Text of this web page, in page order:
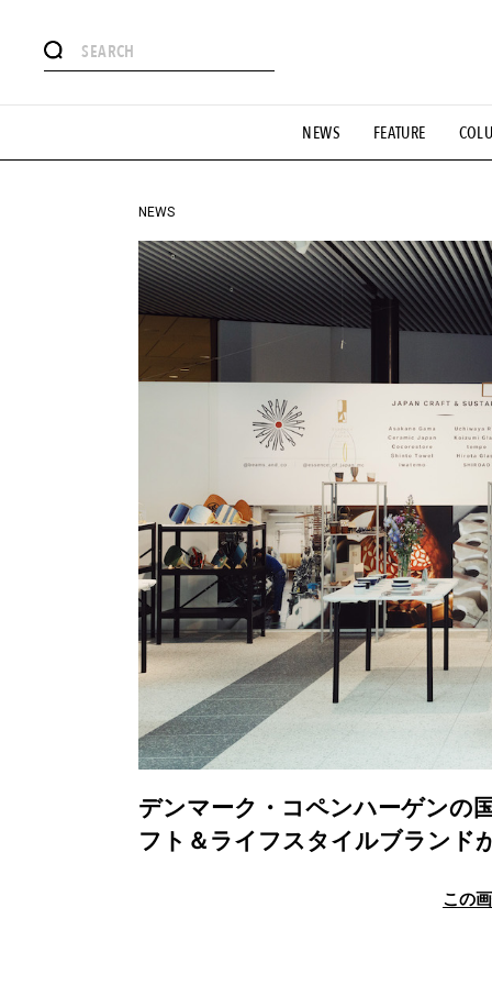
NEWS FEATURE
#憧れの逸品 #ESSENTIAL
#GH 銘品の所以 #フイナムのYouTube #Commune H
#HANDSOME HANDBOOK
NEWS
デンマーク・コペンハーゲンの
フト＆ライフスタイルブランド
この